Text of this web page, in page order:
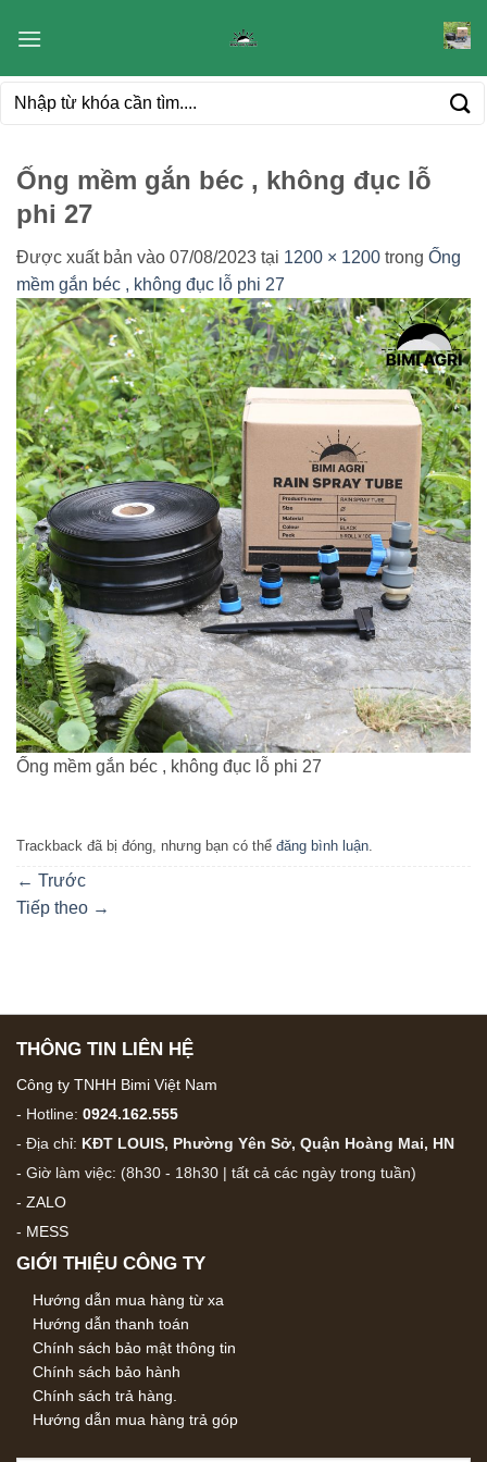
qua
dung
Tìm
Ống mềm gắn béc , không đục lỗ
phi 27
Được xuất bản vào 07/08/2023 tại 1200 × 1200 trong Ống
mềm gắn béc , không đục lỗ phi 27
Ống mềm gắn béc , không đục lỗ phi 27
Trackback đã bị đóng, nhưng bạn có thể đăng bình luận.
← Trước
Tiếp theo →
THÔNG TIN LIÊN HỆ
Công ty TNHH Bimi Việt Nam
- Hotline: 0924.162.555
- Địa chỉ: KĐT LOUIS, Phường Yên Sở, Quận Hoàng Mai, HN
- Giờ làm việc: (8h30 - 18h30 | tất cả các ngày trong tuần)
- ZALO
- MESS
GIỚI THIỆU CÔNG TY
Hướng dẫn mua hàng từ xa
Hướng dẫn thanh toán
Chính sách bảo mật thông tin
Chính sách bảo hành
Chính sách trả hàng.
Hướng dẫn mua hàng trả góp